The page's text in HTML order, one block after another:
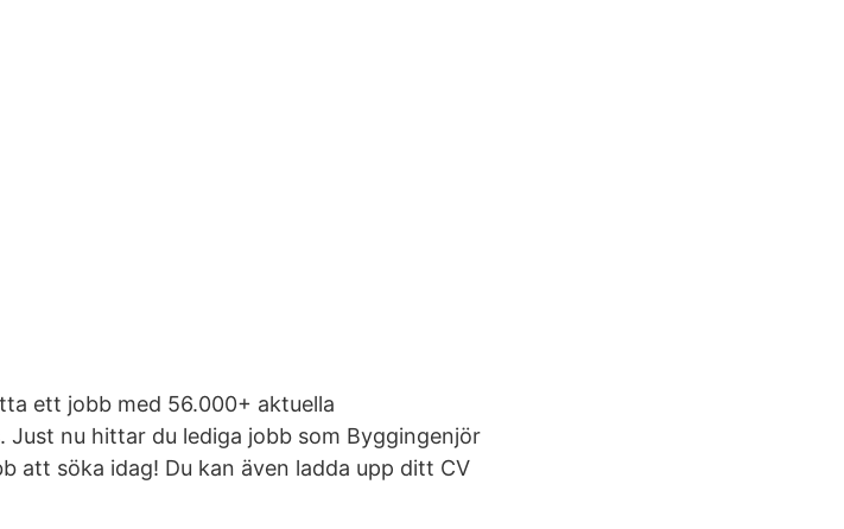
ett jobb med 56.000+ aktuella
Just nu hittar du lediga jobb som Byggingenjör
att söka idag! Du kan även ladda upp ditt CV